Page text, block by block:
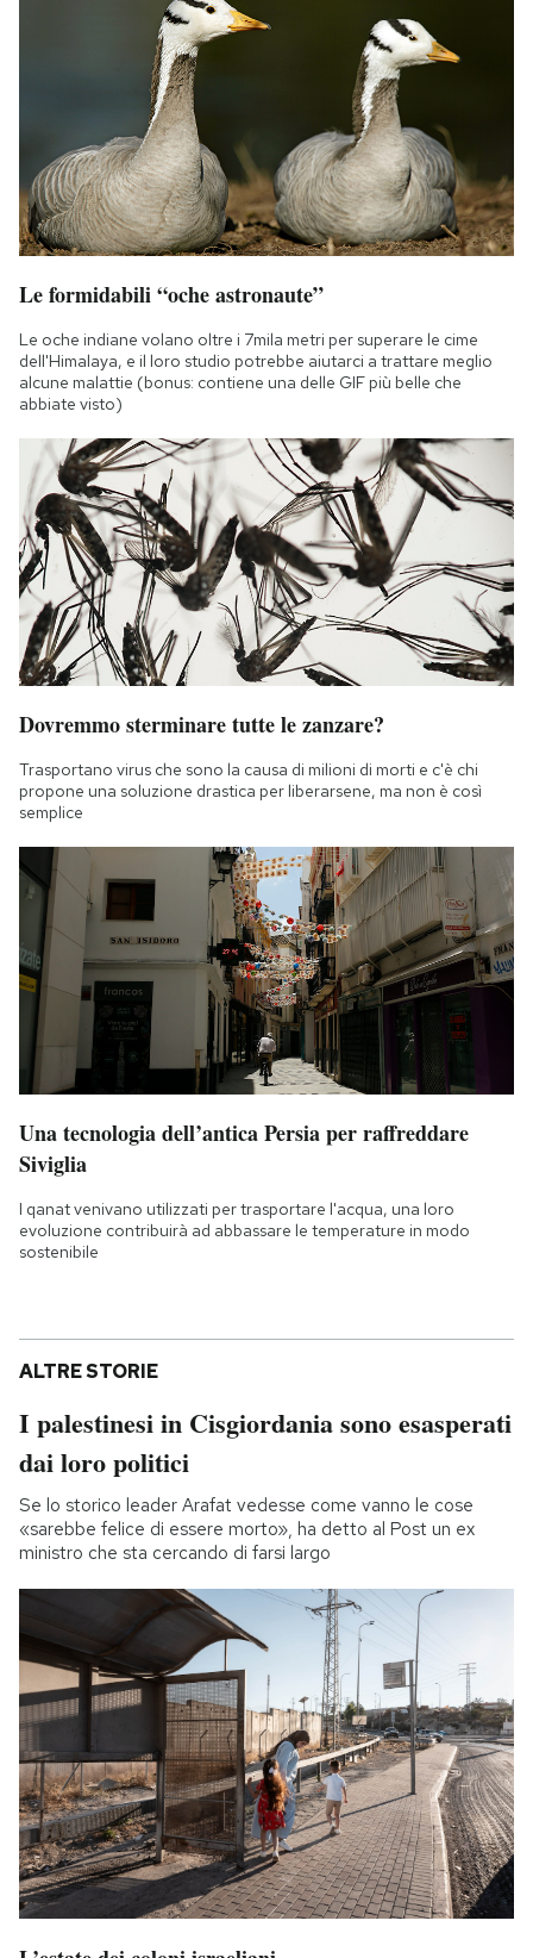
Le formidabili “oche astronaute”
Le oche indiane volano oltre i 7mila metri per superare le cime
dell'Himalaya, e il loro studio potrebbe aiutarci a trattare meglio
alcune malattie (bonus: contiene una delle GIF più belle che
abbiate visto)
Dovremmo sterminare tutte le zanzare?
Trasportano virus che sono la causa di milioni di morti e c'è chi
propone una soluzione drastica per liberarsene, ma non è così
semplice
Una tecnologia dell’antica Persia per raffreddare
Siviglia
I qanat venivano utilizzati per trasportare l'acqua, una loro
evoluzione contribuirà ad abbassare le temperature in modo
sostenibile
ALTRE STORIE
I palestinesi in Cisgiordania sono esasperati
dai loro politici
Se lo storico leader Arafat vedesse come vanno le cose
«sarebbe felice di essere morto», ha detto al Post un ex
ministro che sta cercando di farsi largo